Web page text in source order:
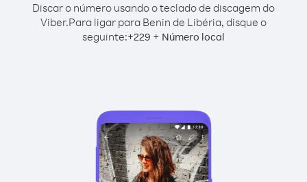
Discar o número usando o teclado de discagem do
Viber.Para ligar para Benin de Libéria, disque o
seguinte:+229 + Número local